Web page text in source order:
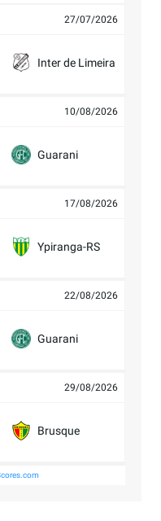
27/07/2026
Inter de Limeira
10/08/2026
Guarani
17/08/2026
Ypiranga-RS
22/08/2026
Guarani
29/08/2026
Brusque